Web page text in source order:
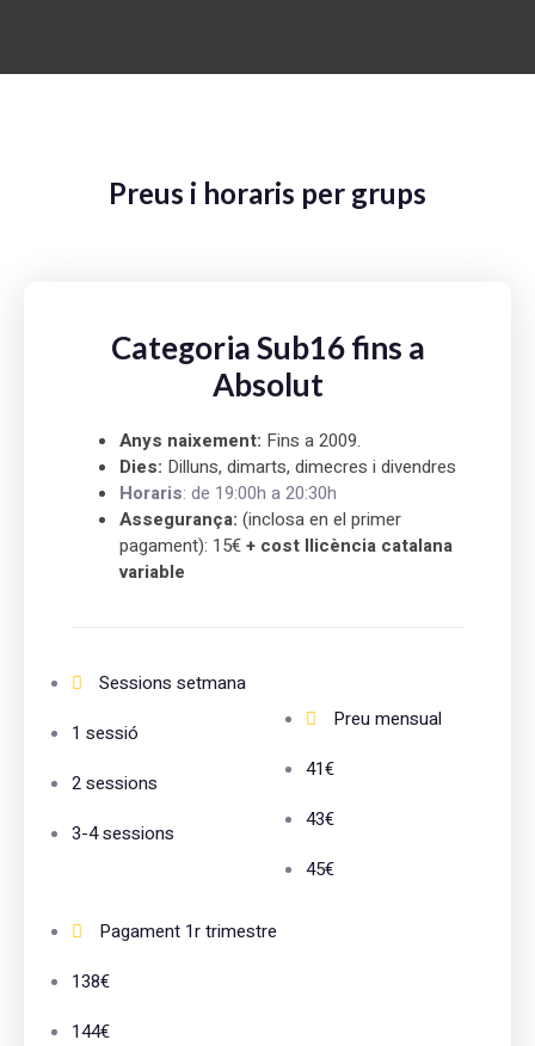
Preus i horaris per grups
Categoria Sub16 fins a
Absolut
Anys naixement: Fins a 2009.
Dies: Dilluns, dimarts, dimecres i divendres
Horaris: de 19:00h a 20:30h
Assegurança: (inclosa en el primer
pagament): 15€+ cost llicència catalana
variable
Sessions setmana
1 sessió
2 sessions
3-4 sessions
Preu mensual
41€
43€
45€
Pagament 1r trimestre
138€
144€